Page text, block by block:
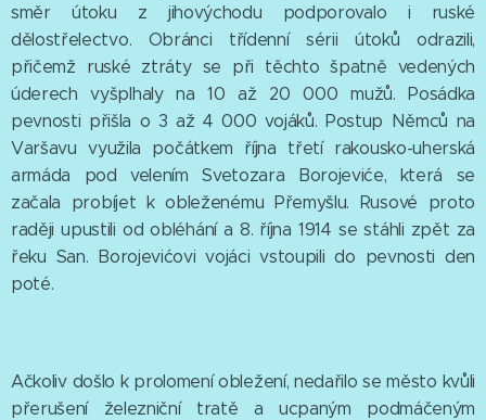
směr útoku z jihovýchodu podporovalo i ruské
dělostřelectvo. Obránci třídenní sérii útoků odrazili,
přičemž ruské ztráty se při těchto špatně vedených
úderech vyšplhaly na 10 až 20 000 mužů. Posádka
pevnosti přišla o 3 až 4 000 vojáků. Postup Němců na
Varšavu využila počátkem října třetí rakousko-uherská
armáda pod velením Svetozara Borojeviće, která se
začala probíjet k obleženému Přemyšlu. Rusové proto
raději upustili od obléhání a 8. října 1914 se stáhli zpět za
řeku San. Borojevićovi vojáci vstoupili do pevnosti den
poté.
Ačkoliv došlo k prolomení obležení, nedařilo se město kvůli
přerušení železniční tratě a ucpaným podmáčeným